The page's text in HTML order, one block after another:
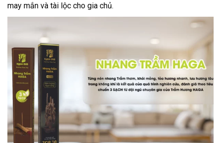
may mắn và tài lộc cho gia chủ.